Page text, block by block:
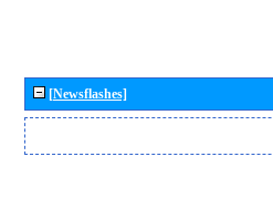
[Newsflashes]